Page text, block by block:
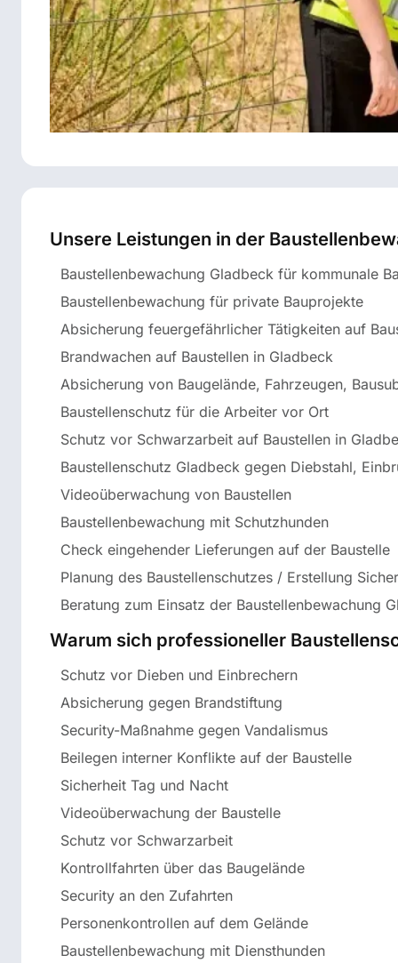
Unsere Leistungen in der
Baustellenbewachung Gladbeck für kommunale
Baustellenbewachung für private Bauprojekte
Absicherung feuergefährlicher Tätigkeiten auf
Brandwachen auf Baustellen in Gladbeck
Absicherung von Baugelände, Fahrzeugen,
Baustellenschutz für die Arbeiter vor Ort
Schutz vor Schwarzarbeit auf Baustellen in
Baustellenschutz Gladbeck gegen Diebstahl,
Videoüberwachung von Baustellen
Baustellenbewachung mit Schutzhunden
Check eingehender Lieferungen auf der Baustelle
Planung des Baustellenschutzes / Erstellung
Beratung zum Einsatz der Baustellenbewachung
Warum sich professioneller
Schutz vor Dieben und Einbrechern
Absicherung gegen Brandstiftung
Security-Maßnahme gegen Vandalismus
Beilegen interner Konflikte auf der Baustelle
Sicherheit Tag und Nacht
Videoüberwachung der Baustelle
Schutz vor Schwarzarbeit
Kontrollfahrten über das Baugelände
Security an den Zufahrten
Personenkontrollen auf dem Gelände
Baustellenbewachung mit Diensthunden